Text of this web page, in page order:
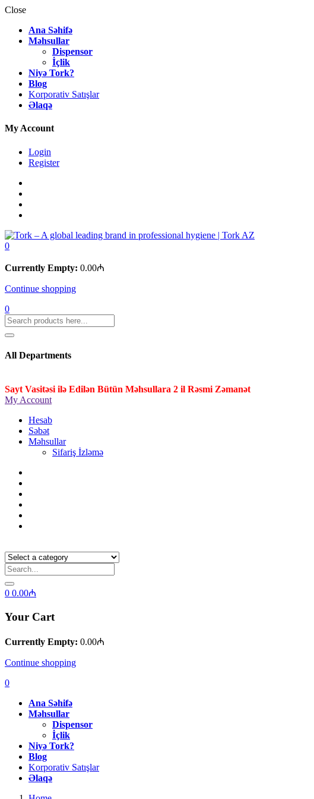
Close
Ana Səhifə
Məhsullar
Dispensor
İçlik
Niyə Tork?
Blog
Korporativ Satışlar
Əlaqə
My Account
Login
Register
0
Currently Empty: 0.00₼
Continue shopping
0
All Departments
Sayt Vasitəsi ilə Edilən Bütün Məhsullara 2 il Rəsmi Zəmanət
My Account
Hesab
Səbət
Məhsullar
Sifariş İzləmə
0 0.00₼
Your Cart
Currently Empty: 0.00₼
Continue shopping
0
Ana Səhifə
Məhsullar
Dispensor
İçlik
Niyə Tork?
Blog
Korporativ Satışlar
Əlaqə